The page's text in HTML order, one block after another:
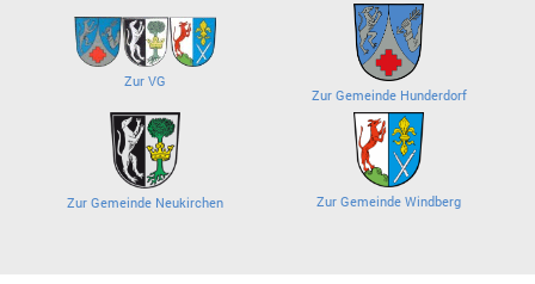
Zur VG
Zur Gemeinde Hunderdorf
Zur Gemeinde Neukirchen Zur Gemeinde Windberg